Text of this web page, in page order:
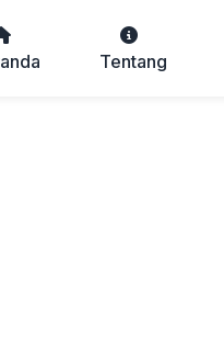
Tentang